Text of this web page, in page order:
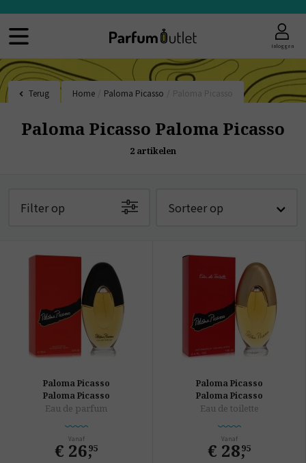
Inloggen
Terug Home Paloma Picasso
Paloma Picasso Paloma Picasso
2 artikelen
Filter op Sorteer op
Paloma Picasso
Paloma Picasso
Eau de parfum
Vanaf
€ 26,
95
Paloma Picasso
Paloma Picasso
Eau de toilette
Vanaf
€ 28,
95